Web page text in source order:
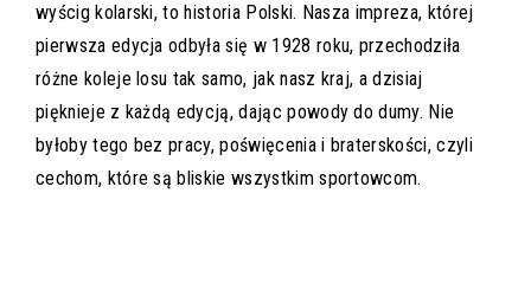
wyścig kolarski, to historia Polski. Nasza impreza, której
pierwsza edycja odbyła się w 1928 roku, przechodziła
różne koleje losu tak samo, jak nasz kraj, a dzisiaj
pięknieje z każdą edycją, dając powody do dumy. Nie
byłoby tego bez pracy, poświęcenia i braterskości, czyli
cechom, które są bliskie wszystkim sportowcom.